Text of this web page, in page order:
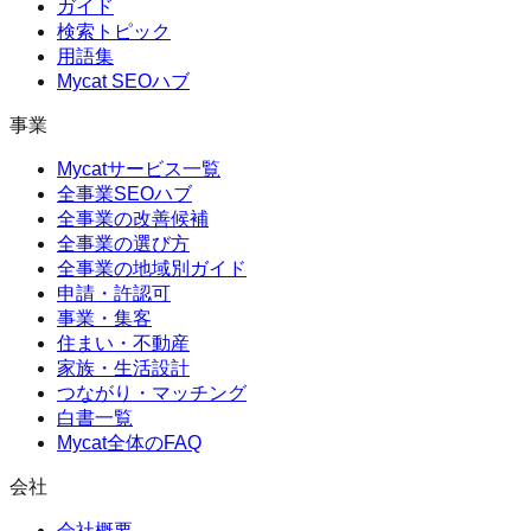
ガイド
検索トピック
用語集
Mycat SEOハブ
事業
Mycatサービス一覧
全事業SEOハブ
全事業の改善候補
全事業の選び方
全事業の地域別ガイド
申請・許認可
事業・集客
住まい・不動産
家族・生活設計
つながり・マッチング
白書一覧
Mycat全体のFAQ
会社